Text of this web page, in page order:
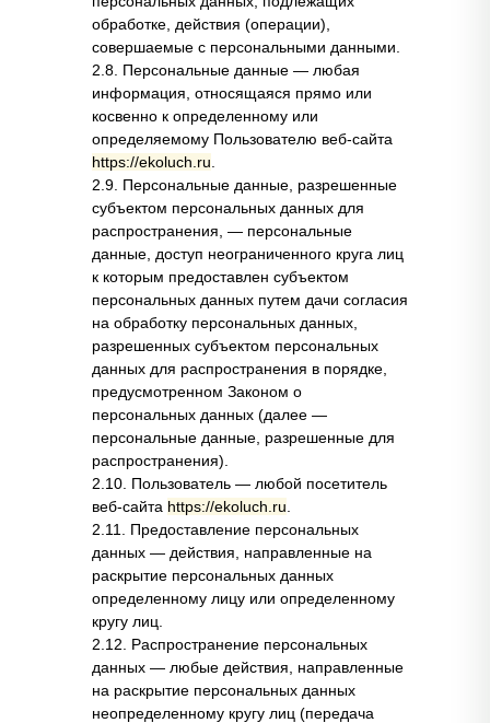
обработке, действия (операции),
совершаемые с персональными данными.
2.8. Персональные данные — любая
информация, относящаяся прямо или
косвенно к определенному или
определяемому Пользователю веб-сайта
https://ekoluch.ru
2.9. Персональные данные, разрешенные
субъектом персональных данных для
распространения, — персональные
данные, доступ неограниченного круга лиц
к которым предоставлен субъектом
персональных данных путем дачи согласия
на обработку персональных данных,
разрешенных субъектом персональных
данных для распространения в порядке,
предусмотренном Законом о
персональных данных (далее —
персональные данные, разрешенные для
распространения).
2.10. Пользователь — любой посетитель
веб-сайта https://ekoluch.ru
2.11. Предоставление персональных
данных — действия, направленные на
раскрытие персональных данных
определенному лицу или определенному
кругу лиц.
2.12. Распространение персональных
данных — любые действия, направленные
на раскрытие персональных данных
неопределенному кругу лиц (передача